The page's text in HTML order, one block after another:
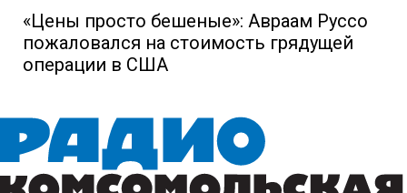
«Цены просто бешеные»: Авраам Руссо
пожаловался на стоимость грядущей
операции в США